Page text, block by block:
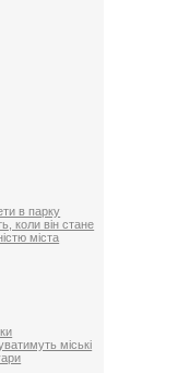
в парку
коли він стане
міста
міські